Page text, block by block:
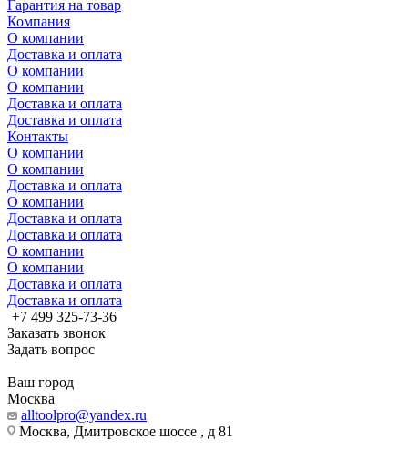
Гарантия на товар
Компания
О компании
Доставка и оплата
О компании
О компании
Доставка и оплата
Доставка и оплата
Контакты
О компании
О компании
Доставка и оплата
О компании
Доставка и оплата
Доставка и оплата
О компании
О компании
Доставка и оплата
Доставка и оплата
+7 499 325-73-36
Заказать звонок
Задать вопрос
Ваш город
Москва
alltoolpro@yandex.ru
Москва, Дмитровское шоссе , д 81